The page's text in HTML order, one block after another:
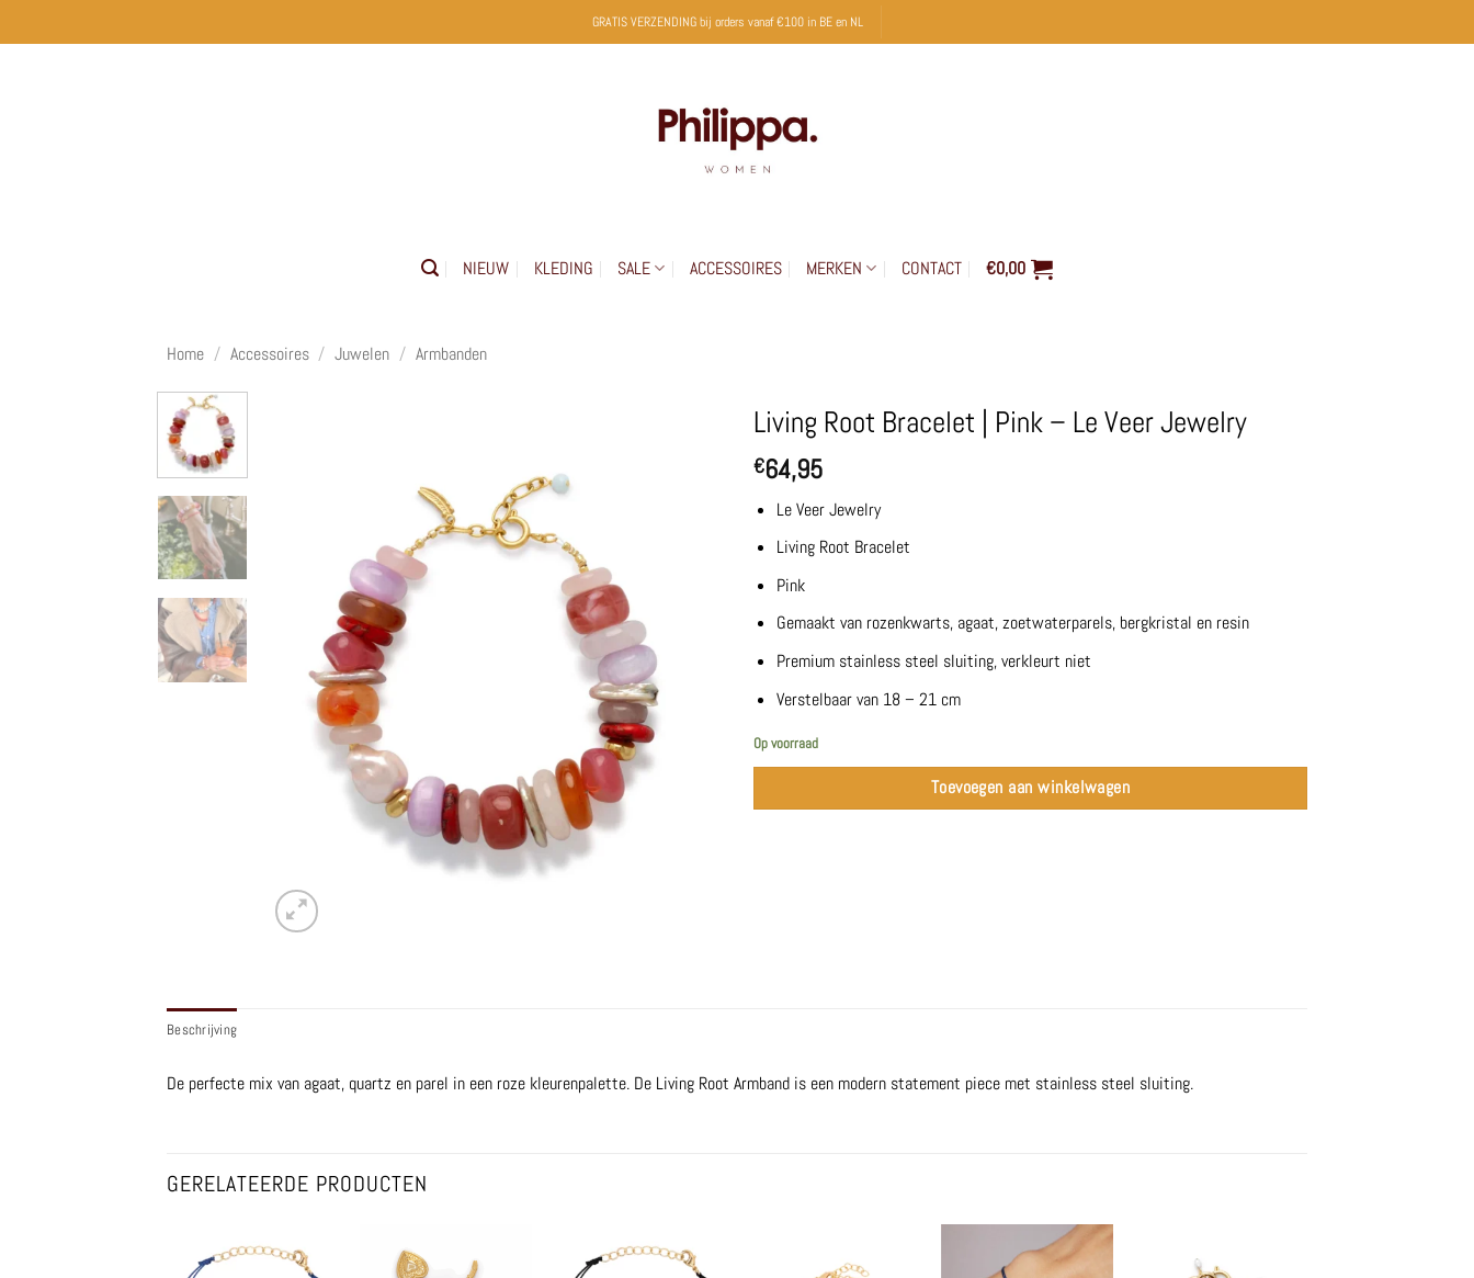
naar
GRATIS VERZENDING bij orders vanaf €100 in BE en NL
NIEUW KLEDING SALE ACCESSOIRES MERKEN CONTACT €0,00
Home / Accessoires / Juwelen / Armbanden
Living Root Bracelet | Pink – Le Veer Jewelry
€64,95
Le Veer Jewelry
Living Root Bracelet
Pink
Gemaakt van rozenkwarts, agaat, zoetwaterparels, bergkristal en resin
Premium stainless steel sluiting, verkleurt niet
Verstelbaar van 18 – 21 cm
Op voorraad
Toevoegen aan winkelwagen
Beschrijving
De perfecte mix van agaat, quartz en parel in een roze kleurenpalette. De Living Root Armband is een modern statement piece met stainless steel sluiting.
GERELATEERDE PRODUCTEN